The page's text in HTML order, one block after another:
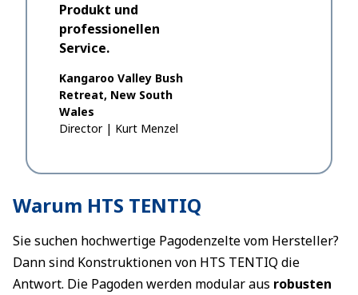
Produkt und
professionellen
Service.
Kangaroo Valley Bush
Retreat, New South
Wales
Director| Kurt Menzel
Warum HTS TENTIQ
Sie suchen hochwertige Pagodenzelte vom Hersteller?
Dann sind Konstruktionen von HTS TENTIQ die
Antwort. Die Pagoden werden modular aus robusten